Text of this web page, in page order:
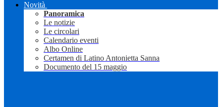
Novità
Panoramica
Le notizie
Le circolari
Calendario eventi
Albo Online
Certamen di Latino Antonietta Sanna
Documento del 15 maggio